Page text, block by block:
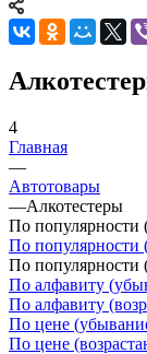
4
Главная
—
Автотовары
—Алкотестеры
По популярности
По популярности
По популярности
По алфавиту
По алфавиту
По цене
По цене